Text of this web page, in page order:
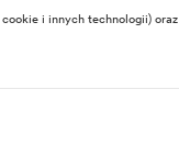
i innych technologii) oraz